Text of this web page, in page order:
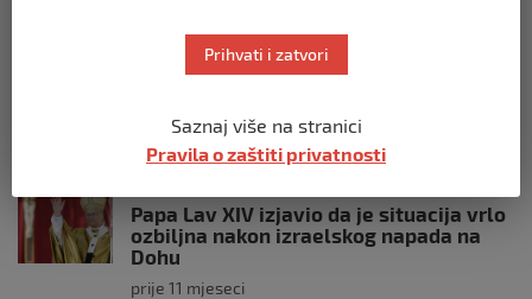
Putin: Spremni smo vojno uzvratiti
prije 11 mjeseci
Papa Lav XIV izjavio da je situacija vrlo
ozbiljna nakon izraelskog napada na
Dohu
prije 11 mjeseci
Prihvati i zatvori
Saznaj više na stranici
Pravila o zaštiti privatnosti